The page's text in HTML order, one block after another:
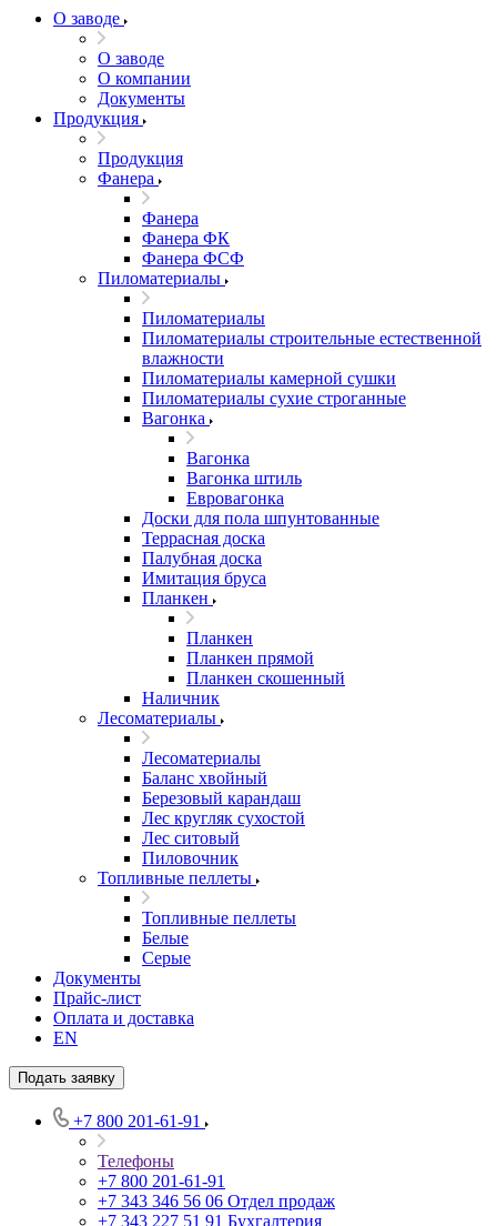
О заводе
О заводе
О компании
Документы
Продукция
Продукция
Фанера
Фанера
Фанера ФК
Фанера ФСФ
Пиломатериалы
Пиломатериалы
Пиломатериалы строительные естественной
влажности
Пиломатериалы камерной сушки
Пиломатериалы сухие строганные
Вагонка
Вагонка
Вагонка штиль
Евровагонка
Доски для пола шпунтованные
Террасная доска
Палубная доска
Имитация бруса
Планкен
Планкен
Планкен прямой
Планкен скошенный
Наличник
Лесоматериалы
Лесоматериалы
Баланс хвойный
Березовый карандаш
Лес кругляк сухостой
Лес ситовый
Пиловочник
Топливные пеллеты
Топливные пеллеты
Белые
Серые
Документы
Прайс-лист
Оплата и доставка
EN
Подать заявку
+7 800 201-61-91
Телефоны
+7 800 201-61-91
+7 343 346 56 06 Отдел продаж
+7 343 227 51 91 Бухгалтерия